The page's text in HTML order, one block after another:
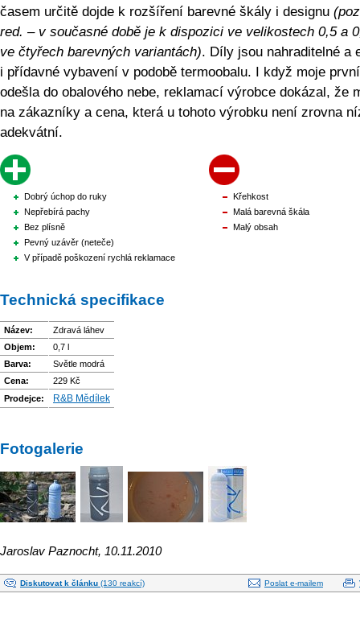
časem určitě dojde k rozšíření barevné škály i designu
red. – v současné době je k dispozici ve velikostech 0,5 a
ve čtyřech barevných variantách). Díly jsou nahraditelné a
i přídavné vybavení v podobě termoobalu. I když moje
odešla do obalového nebe, reklamací výrobce dokázal, že
na zákazníky a cena, která u tohoto výrobku není zrovna
adekvátní.
Dobrý úchop do ruky
Nepřebírá pachy
Bez plísně
Pevný uzávěr (neteče)
V případě poškození rychlá reklamace
Křehkost
Malá barevná škála
Malý obsah
Technická specifikace
Název:
Zdravá láhev
Objem:
0,7 l
Barva:
Světle modrá
Cena:
229 Kč
Prodejce:
R&B Mědílek
Fotogalerie
Jaroslav Paznocht, 10.11.2010
Diskutovat k článku (130 reakcí) Poslat e-mailem